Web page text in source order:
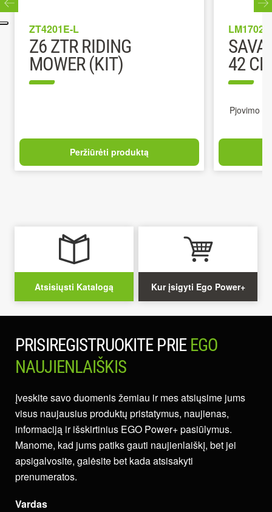
ZT4201E-L
Z6 ZTR RIDING
MOWER (KIT)
Peržiūrėti produktą
42
Pjovimo
Atsisiųsti Katalogą Kur įsigyti Ego Power+
PRISIREGISTRUOKITE PRIE EGO
NAUJIENLAIŠKIS
Įveskite savo duomenis žemiau ir mes atsiųsime jums
visus naujausius produktų pristatymus, naujienas,
informaciją ir išskirtinius EGO Power+ pasiūlymus.
Manome, kad jums patiks gauti naujienlaiškį, bet jei
apsigalvosite, galėsite bet kada atsisakyti
prenumeratos.
Vardas